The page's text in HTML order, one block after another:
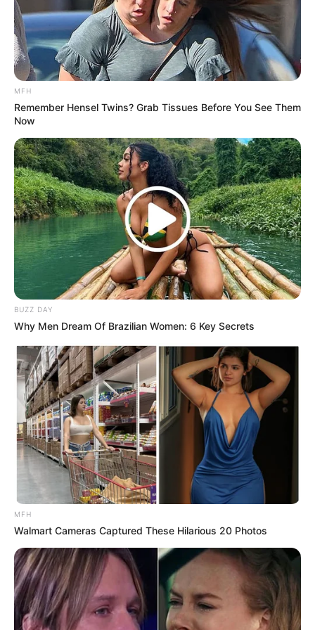
(foto: instagram/ayasaviya)
4. Momen mendaki Gunung Bromo
(foto: instagram/ayasaviya)
5. Duduk di jembatan aja bisa jadi foto estetik
MFH
Remember Hensel Twins? Grab Tissues Before You See Them
Now
BUZZ DAY
Why Men Dream Of Brazilian Women: 6 Key Secrets
MFH
Walmart Cameras Captured These Hilarious 20 Photos